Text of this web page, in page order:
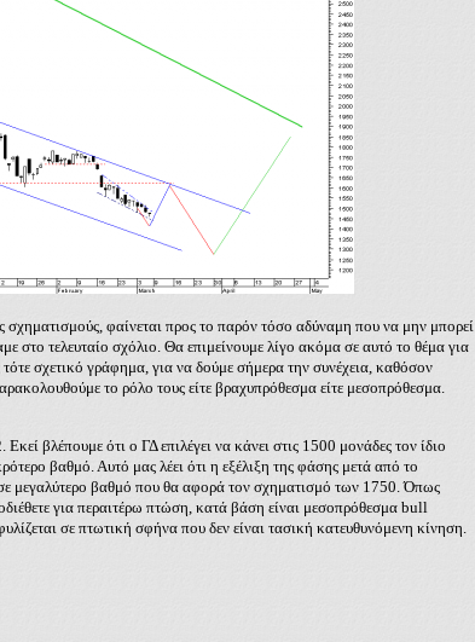
φαίνεται προς το παρόν τόσο αδύναμη που να μην μπορεί
στο τελευταίο σχόλιο. Θα επιμείνουμε λίγο ακόμα σε αυτό το θέμα για
σχετικό γράφημα, για να δούμε σήμερα την συνέχεια, καθόσον
το ρόλο τους είτε βραχυπρόθεσμα είτε μεσοπρόθεσμα.
βλέπουμε ότι ο ΓΔ επιλέγει να κάνει στις 1500 μονάδες τον ίδιο
βαθμό. Αυτό μας λέει ότι η εξέλιξη της φάσης μετά από το
μεγαλύτερο βαθμό που θα αφορά τον σχηματισμό των 1750. Όπως
για περαιτέρω πτώση, κατά βάση είναι μεσοπρόθεσμα bull
σε πτωτική σφήνα που δεν είναι τασική κατευθυνόμενη κίνηση.